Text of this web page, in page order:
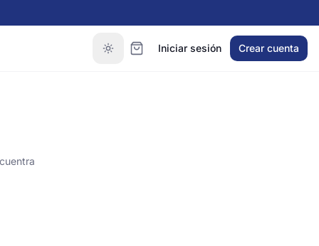
Iniciar sesión Crear cuenta